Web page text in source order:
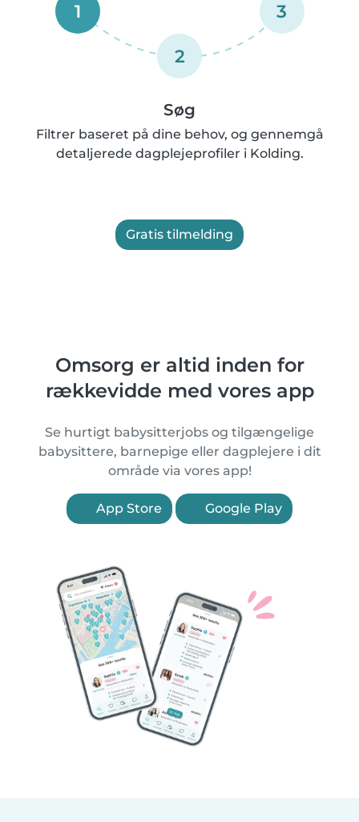
1
2
3
Søg
Filtrer baseret på dine behov, og gennemgå
detaljerede dagplejeprofiler i Kolding.
Gratis tilmelding
Omsorg er altid inden for
rækkevidde med vores app
Se hurtigt babysitterjobs og tilgængelige
babysittere, barnepige eller dagplejere i dit
område via vores app!
App Store Google Play